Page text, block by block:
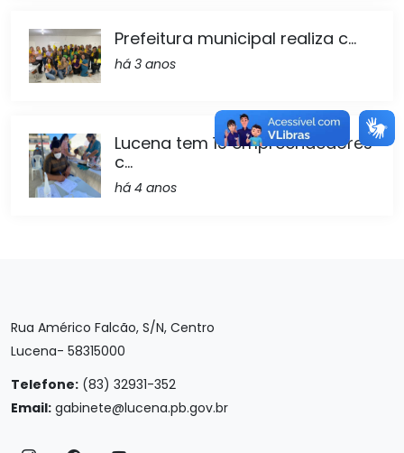
Prefeitura municipal realiza c...
há 3 anos
Lucena tem 13 empreendedores
c...
há 4 anos
Rua Américo Falcão, S/N, Centro
Lucena- 58315000
Telefone: (83) 32931-352
Email: gabinete@lucena.pb.gov.br